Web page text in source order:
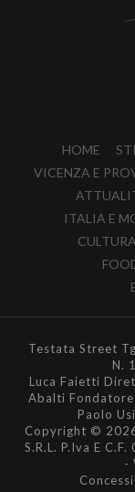
HOME
VICENZA E
ITALIA E
Testata Street
N.
Luca Faietti
Abalti
Paolo
Copyright ©
S.R.L. P.Iva E
-